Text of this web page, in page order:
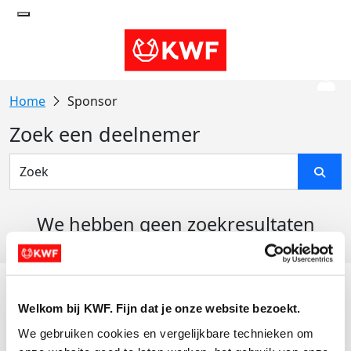
Welkom bij KWF. Fijn dat je onze website bezoekt.
We gebruiken cookies en vergelijkbare technieken om
Sponsor
Zoek een deelnemer
We hebben geen zoekresultaten
Actiematerialen
Evenementen